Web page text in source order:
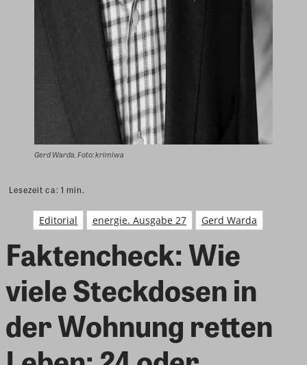
Gerd Warda, Foto: krimiwa
Lesezeit ca: 1 min.
Editorial energie. Ausgabe 27 Gerd Warda
Faktencheck: Wie
viele Steckdosen in
der Wohnung retten